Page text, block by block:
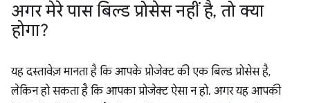
अगर मेरे पास बिल्ड प्रोसेस नहीं है, तो क्या
होगा?
यह दस्तावेज़ मानता है कि आपके प्रोजेक्ट की एक बिल्ड प्रोसेस है,
लेकिन हो सकता है कि आपका प्रोजेक्ट ऐसा न हो. अगर यह आपकी